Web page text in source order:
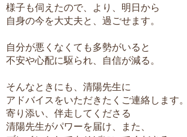
様子も伺えたので、より、明日から
自身の今を大丈夫と、過ごせます。
自分が悪くなくても多勢がいると
不安や心配に駆られ、自信が減る。
そんなときにも、清陽先生に
アドバイスをいただきたくご連絡します。
寄り添い、伴走してくださる
清陽先生がパワーを届け、また、